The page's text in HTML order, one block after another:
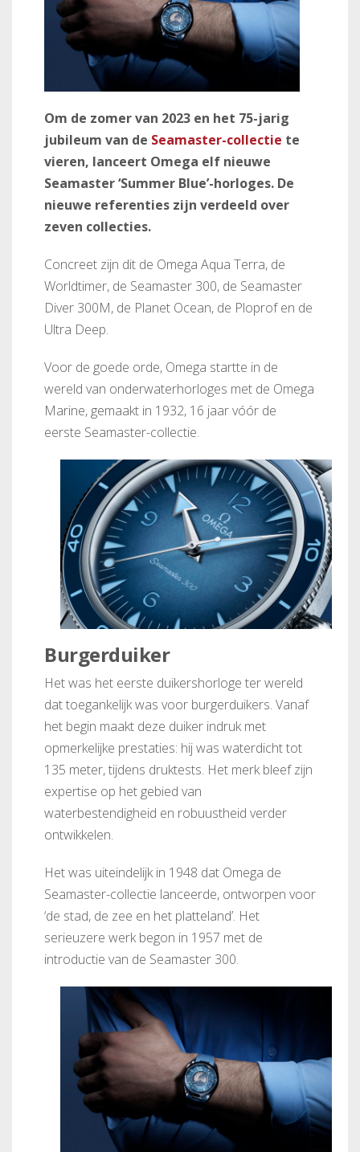
Om de zomer van 2023 en het 75-jarig
jubileum van de Seamaster-collectie te
vieren, lanceert Omega elf nieuwe
Seamaster ‘Summer Blue’-horloges. De
nieuwe referenties zijn verdeeld over
zeven collecties.
Concreet zijn dit de Omega Aqua Terra, de
Worldtimer, de Seamaster 300, de Seamaster
Diver 300M, de Planet Ocean, de Ploprof en de
Ultra Deep.
Voor de goede orde, Omega startte in de
wereld van onderwaterhorloges met de Omega
Marine, gemaakt in 1932, 16 jaar vóór de
eerste Seamaster-collectie.
Burgerduiker
Het was het eerste duikershorloge ter wereld
dat toegankelijk was voor burgerduikers. Vanaf
het begin maakt deze duiker indruk met
opmerkelijke prestaties: hij was waterdicht tot
135 meter, tijdens druktests. Het merk bleef zijn
expertise op het gebied van
waterbestendigheid en robuustheid verder
ontwikkelen.
Het was uiteindelijk in 1948 dat Omega de
Seamaster-collectie lanceerde, ontworpen voor
‘de stad, de zee en het platteland’. Het
serieuzere werk begon in 1957 met de
introductie van de Seamaster 300.